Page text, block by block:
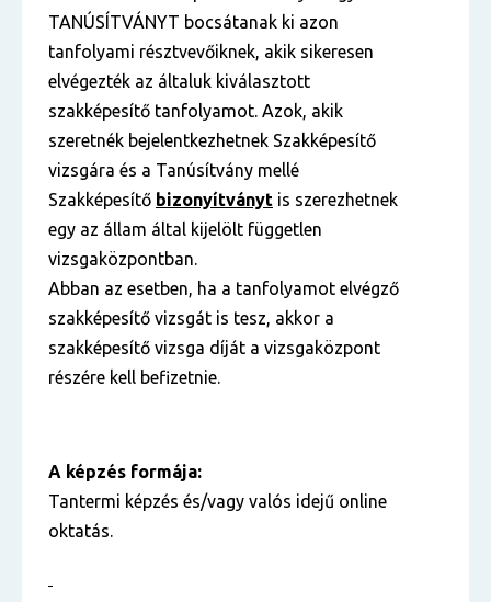
TANÚSÍTVÁNYT bocsátanak ki azon
tanfolyami résztvevőiknek, akik sikeresen
elvégezték az általuk kiválasztott
szakképesítő tanfolyamot. Azok, akik
szeretnék bejelentkezhetnek Szakképesítő
vizsgára és a Tanúsítvány mellé
Szakképesítő bizonyítványt is szerezhetnek
egy az állam által kijelölt független
vizsgaközpontban.
Abban az esetben, ha a tanfolyamot elvégző
szakképesítő vizsgát is tesz, akkor a
szakképesítő vizsga díját a vizsgaközpont
részére kell befizetnie.
A képzés formája:
Tantermi képzés és/vagy valós idejű online
oktatás.